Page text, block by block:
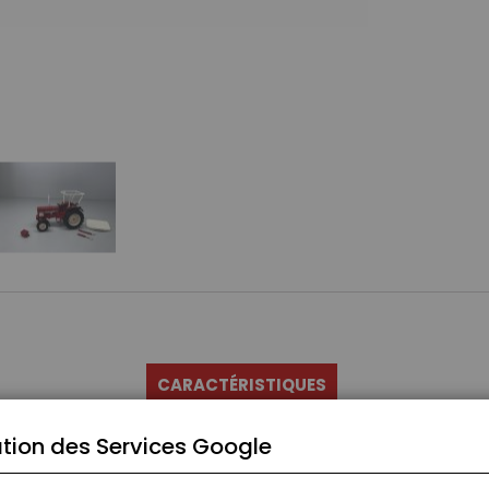
CARACTÉRISTIQUES
des Services Google